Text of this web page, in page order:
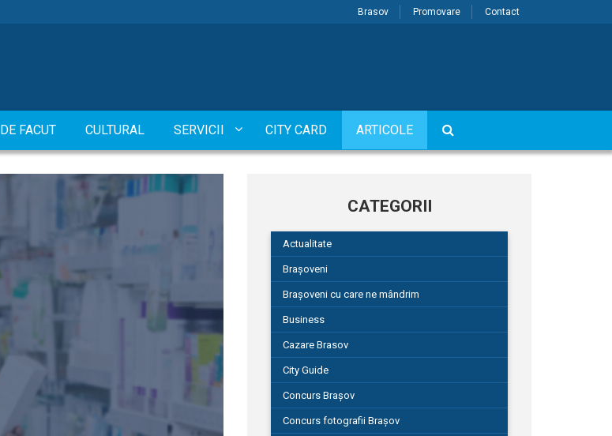
Brasov Promovare Contact
DE FACUT CULTURAL SERVICII CITY CARD ARTICOLE
CATEGORII
Actualitate
Brașoveni
Brașoveni cu care ne mândrim
Business
Cazare Brasov
City Guide
Concurs Brașov
Concurs fotografii Brașov